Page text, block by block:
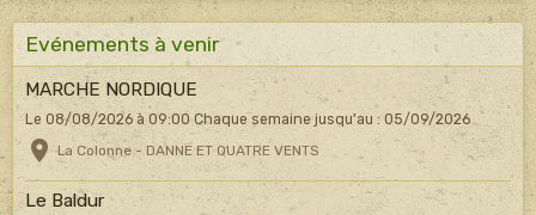
Evénements à venir
MARCHE NORDIQUE
Le 08/08/2026 à 09:00 Chaque semaine jusqu'au : 05/09/2026
La Colonne - DANNE ET QUATRE VENTS
Le Baldur